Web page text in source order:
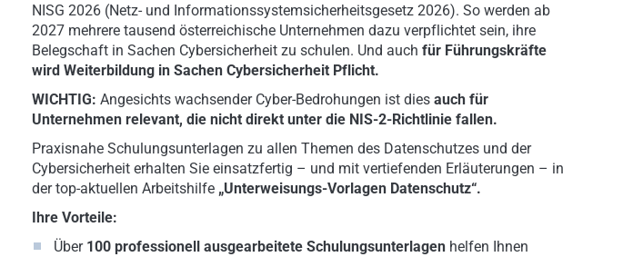
NISG 2026 (Netz- und Informationssystemsicherheitsgesetz 2026). So werden ab
2027 mehrere tausend österreichische Unternehmen dazu verpflichtet sein, ihre
Belegschaft in Sachen Cybersicherheit zu schulen. Und auch für Führungskräfte
wird Weiterbildung in Sachen Cybersicherheit Pflicht.
WICHTIG: Angesichts wachsender Cyber-Bedrohungen ist dies auch für
Unternehmen relevant, die nicht direkt unter die NIS-2-Richtlinie fallen.
Praxisnahe Schulungsunterlagen zu allen Themen des Datenschutzes und der
Cybersicherheit erhalten Sie einsatzfertig – und mit vertiefenden Erläuterungen – in
der top-aktuellen Arbeitshilfe „Unterweisungs-Vorlagen Datenschutz“.
Ihre Vorteile:
Über 100 professionell ausgearbeitete Schulungsunterlagen helfen Ihnen